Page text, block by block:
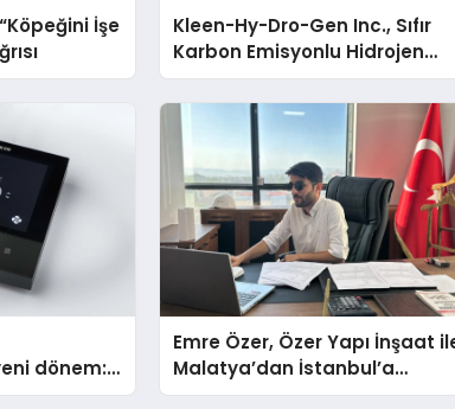
İşe
Kleen-Hy-Dro-Gen Inc., Sıfır
Karbon Emisyonlu Hidrojen
Isıtma Teknolojisinde ISO ve
TSSA Düzenleyici Onaylarını
Aldı
dönem:
Emre Özer, Özer Yapı İnşaat
Malatya’dan İstanbul’a
Uzanan Başarı Hikâyesi